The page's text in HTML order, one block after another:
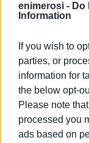
enimerosi - Do
Information
If you wish to
parties, or
information for
the below opt-
Please note
processed you
ads based on
«Με αφορμή την
μικρά ακριτικά
έως το
Κεντρικής
την ανάγκη να
αυτών του
Ιόνιο.